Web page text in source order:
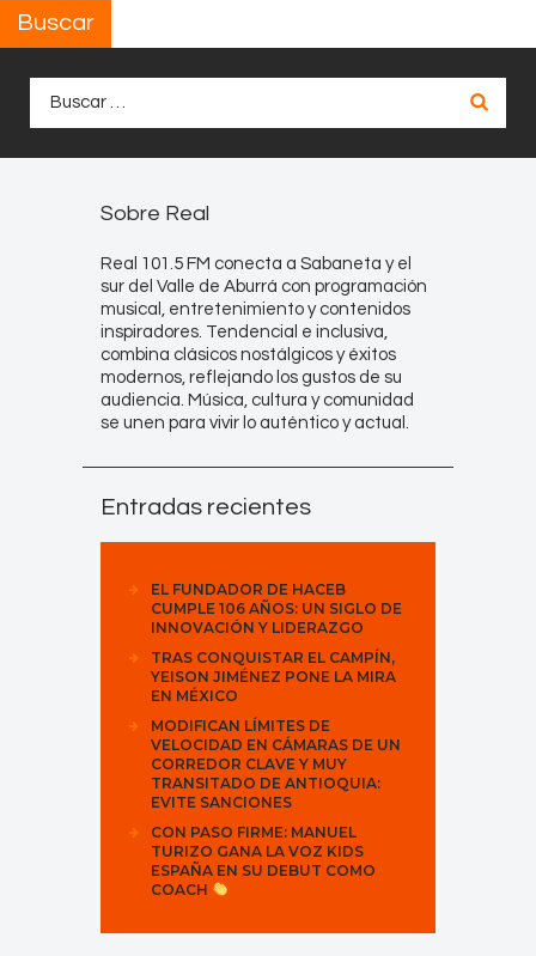
Buscar
Sobre Real
Real 101.5 FM conecta a Sabaneta y el
sur del Valle de Aburrá con programación
musical, entretenimiento y contenidos
inspiradores. Tendencial e inclusiva,
combina clásicos nostálgicos y éxitos
modernos, reflejando los gustos de su
audiencia. Música, cultura y comunidad
se unen para vivir lo auténtico y actual.
Entradas recientes
EL FUNDADOR DE HACEB
CUMPLE 106 AÑOS: UN SIGLO DE
INNOVACIÓN Y LIDERAZGO
TRAS CONQUISTAR EL CAMPÍN,
YEISON JIMÉNEZ PONE LA MIRA
EN MÉXICO
MODIFICAN LÍMITES DE
VELOCIDAD EN CÁMARAS DE UN
CORREDOR CLAVE Y MUY
TRANSITADO DE ANTIOQUIA:
EVITE SANCIONES
CON PASO FIRME: MANUEL
TURIZO GANA LA VOZ KIDS
ESPAÑA EN SU DEBUT COMO
COACH